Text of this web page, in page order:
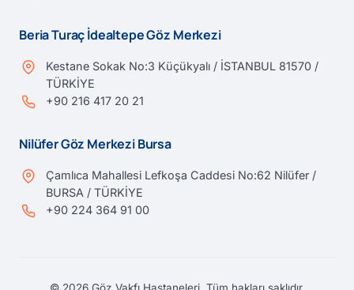
Beria Turaç İdealtepe Göz Merkezi
Kestane Sokak No:3 Küçükyalı / İSTANBUL 81570 /
TÜRKİYE
+90 216 417 20 21
Nilüfer Göz Merkezi Bursa
Çamlıca Mahallesi Lefkoşa Caddesi No:62 Nilüfer /
BURSA / TÜRKİYE
+90 224 364 91 00
© 2026 Göz Vakfı Hastaneleri. Tüm hakları saklıdır.